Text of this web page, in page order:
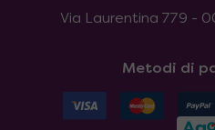
Via Laurentina 779 -
Metodi di